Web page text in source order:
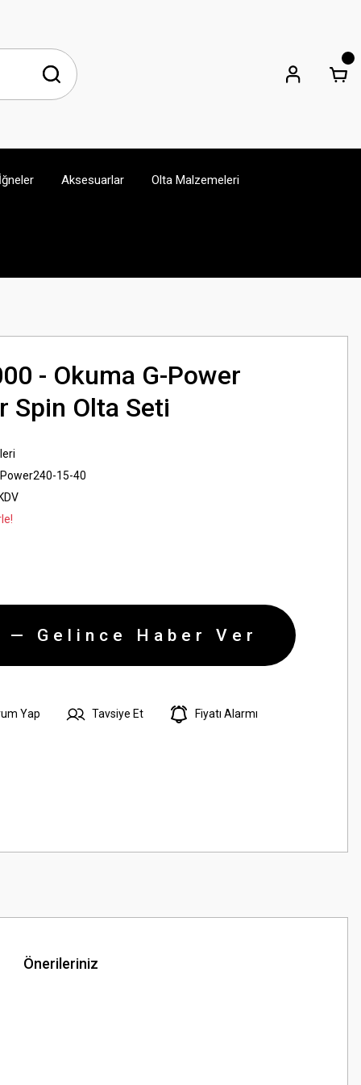
Aksesuarlar Olta Malzemeleri
- Okuma G-Power
Spin Olta Seti
15-40
— Gelince Haber Ver
Yap Tavsiye Et Fiyatı Alarmı
Önerileriniz